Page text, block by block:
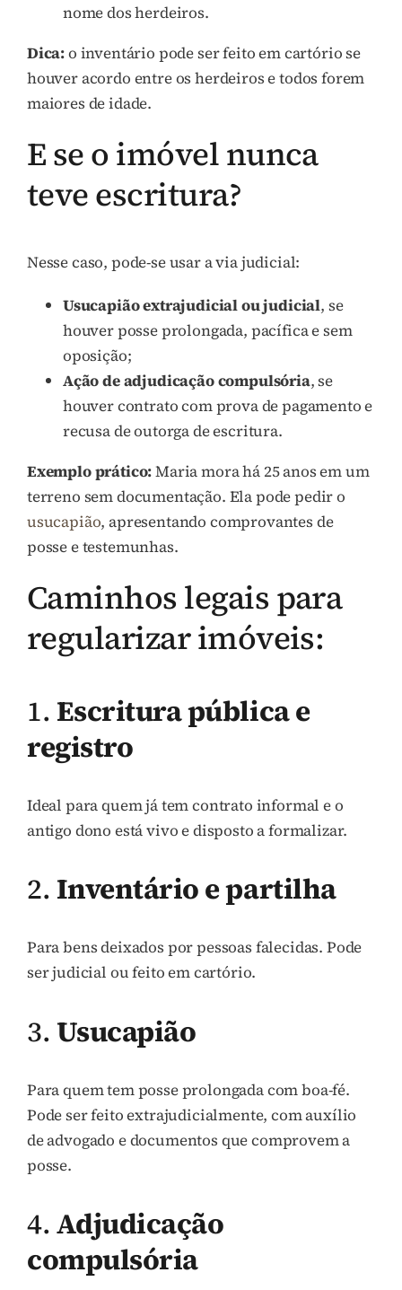
nome dos herdeiros.
Dica:o inventário pode ser feito em cartório se
houver acordo entre os herdeiros e todos forem
maiores de idade.
E se o imóvel nunca
teve escritura?
Nesse caso, pode-se usar a via judicial:
Usucapião extrajudicial ou judicial, se
houver posse prolongada, pacífica e sem
oposição;
Ação de adjudicação compulsória, se
houver contrato com prova de pagamento e
recusa de outorga de escritura.
Exemplo prático:Maria mora há 25 anos em um
terreno sem documentação. Ela pode pedir o
usucapião, apresentando comprovantes de
posse e testemunhas.
Caminhos legais para
regularizar imóveis:
1. Escritura pública e
registro
Ideal para quem já tem contrato informal e o
antigo dono está vivo e disposto a formalizar.
2. Inventário e partilha
Para bens deixados por pessoas falecidas. Pode
ser judicial ou feito em cartório.
3. Usucapião
Para quem tem posse prolongada com boa-fé.
Pode ser feito extrajudicialmente, com auxílio
de advogado e documentos que comprovem a
posse.
4. Adjudicação
compulsória